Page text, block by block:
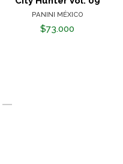
PANINI MÉXICO
$73.000